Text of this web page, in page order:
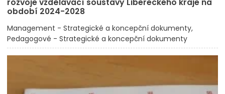
rozvoje vzdělávací soustavy Libereckého kraje na
období 2024-2028
Management - Strategické a koncepční dokumenty
Pedagogové - Strategické a koncepční dokumenty